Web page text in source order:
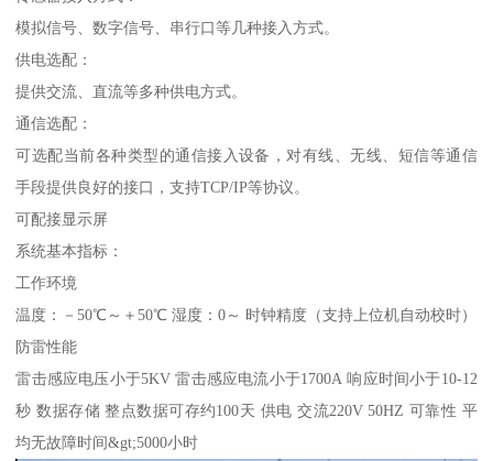
模拟信号、数字信号、串行口等几种接入方式。
供电选配：
提供交流、直流等多种供电方式。
通信选配：
可选配当前各种类型的通信接入设备，对有线、无线、短信等通信
手段提供良好的接口，支持TCP/IP等协议。
可配接显示屏
系统基本指标：
工作环境
温度：－50℃～＋50℃ 湿度：0～ 时钟精度（支持上位机自动校时）
防雷性能
雷击感应电压小于5KV 雷击感应电流小于1700A 响应时间小于10-12
秒 数据存储 整点数据可存约100天 供电 交流220V 50HZ 可靠性 平
均无故障时间&gt;5000小时